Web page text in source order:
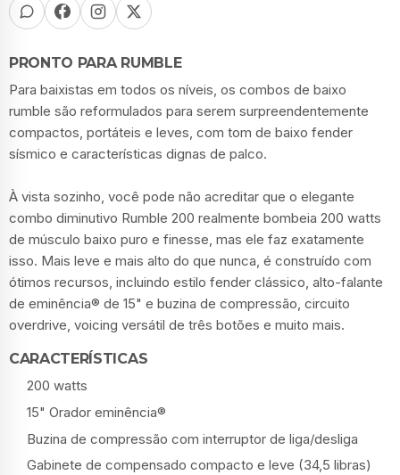
PRONTO PARA RUMBLE
Para baixistas em todos os níveis, os combos de baixo
rumble são reformulados para serem surpreendentemente
compactos, portáteis e leves, com tom de baixo fender
sísmico e características dignas de palco.
À vista sozinho, você pode não acreditar que o elegante
combo diminutivo Rumble 200 realmente bombeia 200 watts
de músculo baixo puro e finesse, mas ele faz exatamente
isso. Mais leve e mais alto do que nunca, é construído com
ótimos recursos, incluindo estilo fender clássico, alto-falante
de eminência® de 15" e buzina de compressão, circuito
overdrive, voicing versátil de três botões e muito mais.
CARACTERÍSTICAS
200 watts
15" Orador eminência®
Buzina de compressão com interruptor de liga/desliga
Gabinete de compensado compacto e leve (34,5 libras)